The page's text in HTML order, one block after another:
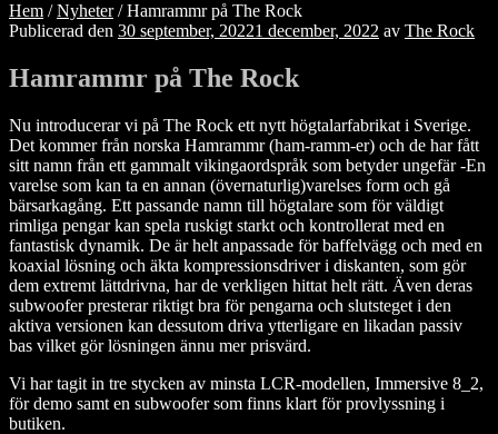
Hem /Nyheter/Hamrammr på The Rock
Publicerad den 30 september, 20221 december, 2022 av The Rock
Hamrammr på The Rock
Nu introducerar vi på The Rock ett nytt högtalarfabrikat i Sverige.
Det kommer från norska Hamrammr (ham-ramm-er) och de har fått
sitt namn från ett gammalt vikingaordspråk som betyder ungefär -En
varelse som kan ta en annan (övernaturlig)varelses form och gå
bärsarkagång. Ett passande namn till högtalare som för väldigt
rimliga pengar kan spela ruskigt starkt och kontrollerat med en
fantastisk dynamik. De är helt anpassade för baffelvägg och med en
koaxial lösning och äkta kompressionsdriver i diskanten, som gör
dem extremt lättdrivna, har de verkligen hittat helt rätt. Även deras
subwoofer presterar riktigt bra för pengarna och slutsteget i den
aktiva versionen kan dessutom driva ytterligare en likadan passiv
bas vilket gör lösningen ännu mer prisvärd.
Vi har tagit in tre stycken av minsta LCR-modellen, Immersive 8_2,
för demo samt en subwoofer som finns klart för provlyssning i
butiken.